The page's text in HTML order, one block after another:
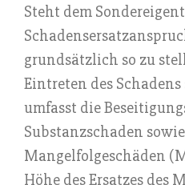
Steht dem
grundsätzlich so zu
Eintreten des
umfasst die
Substanzschaden
Mangelfolgeschäden
Höhe des Ersatzes des